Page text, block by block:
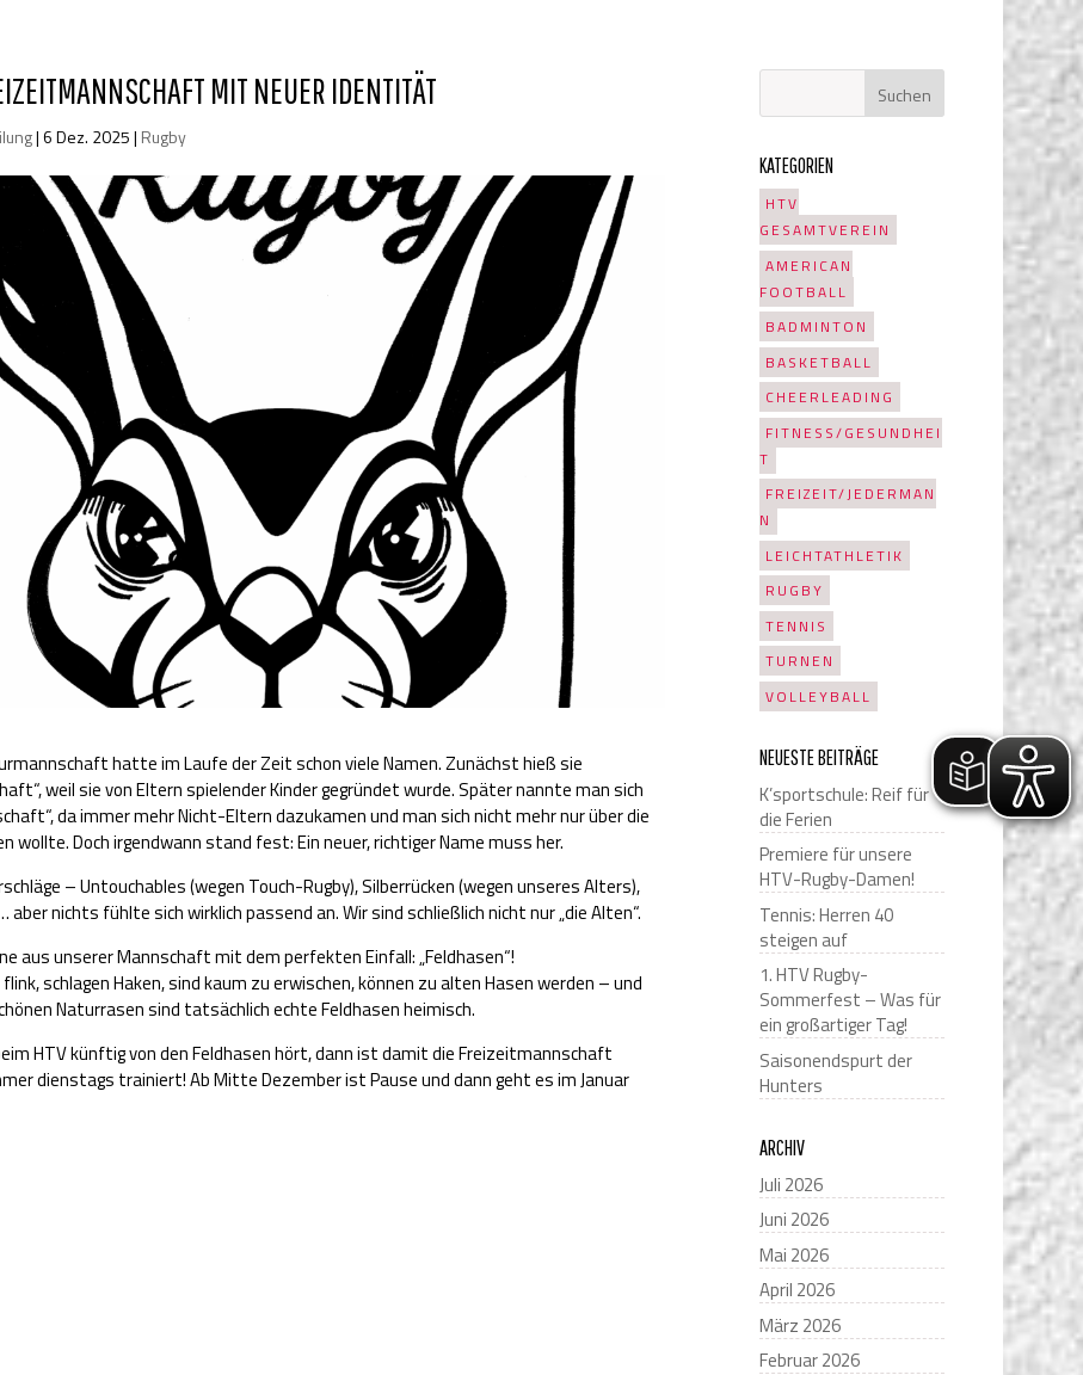
MIT NEUER IDENTITÄT
|6 Dez. 2025| Rugby
hatte im Laufe der Zeit schon viele Namen. Zunächst hieß sie
weil sie von Eltern spielender Kinder gegründet wurde. Später nannte man sich
da immer mehr Nicht-Eltern dazukamen und man sich nicht mehr nur über die
wollte. Doch irgendwann stand fest: Ein neuer, richtiger Name muss her.
– Untouchables (wegen Touch-Rugby), Silberrücken (wegen unseres Alters),
aber nichts fühlte sich wirklich passend an. Wir sind schließlich nicht nur „die Alten“.
aus unserer Mannschaft mit dem perfekten Einfall: „Feldhasen“!
schlagen Haken, sind kaum zu erwischen, können zu alten Hasen werden – und
Naturrasen sind tatsächlich echte Feldhasen heimisch.
HTV künftig von den Feldhasen hört, dann ist damit die Freizeitmannschaft
dienstags trainiert! Ab Mitte Dezember ist Pause und dann geht es im Januar
KATEGORIEN
HTV
GESAMTVEREIN
AMERICAN
FOOTBALL
BADMINTON
BASKETBALL
CHEERLEADING
FITNESS/GESUNDHEI
T
FREIZEIT/JEDERMAN
N
LEICHTATHLETIK
RUGBY
TENNIS
TURNEN
VOLLEYBALL
NEUESTE BEITRÄGE
K’sportschule: Reif für
die Ferien
Premiere für unsere
HTV-Rugby-Damen!
Tennis: Herren 40
steigen auf
1. HTV Rugby-
Sommerfest – Was für
ein großartiger Tag!
Saisonendspurt der
Hunters
ARCHIV
Juli 2026
Juni 2026
Mai 2026
April 2026
März 2026
Februar 2026